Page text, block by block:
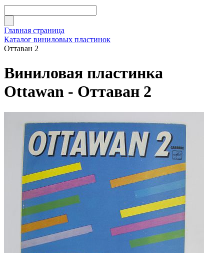
Главная страница
Каталог виниловых пластинок
Оттаван 2
Виниловая пластинка
Ottawan - Оттаван 2